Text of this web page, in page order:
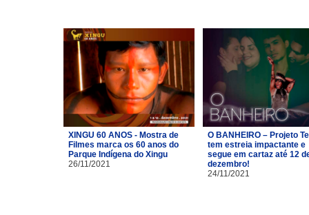
XINGU 60 ANOS - Mostra de
Filmes marca os 60 anos do
Parque Indígena do Xingu
26/11/2021
O BANHEIRO – Projeto
tem estreia impactante e
segue em cartaz até 12
dezembro!
24/11/2021